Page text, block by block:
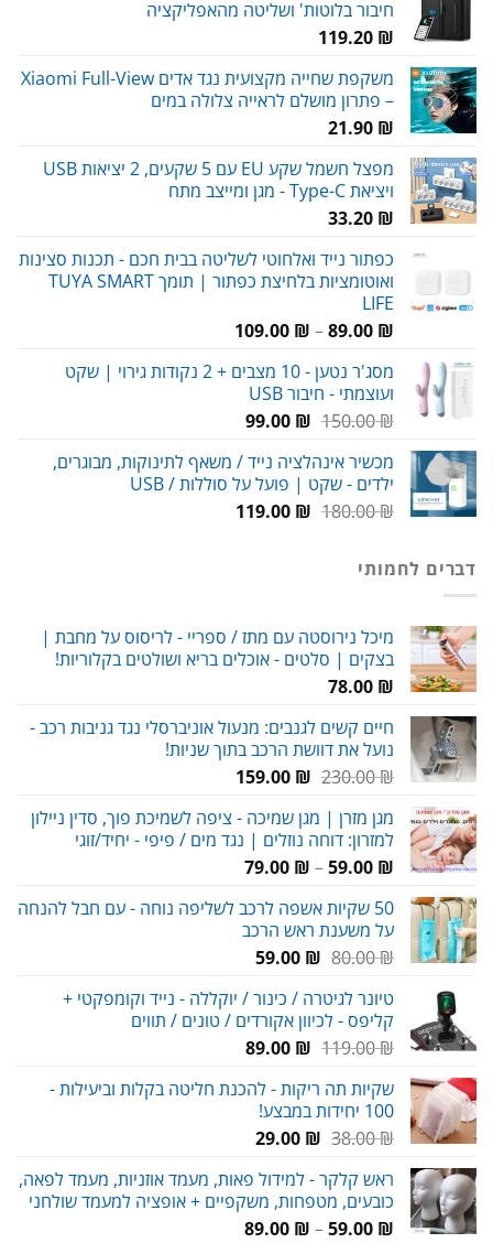
חיבור בלוטות' ושליטה מהאפליקציה
119.20 ₪
משקפת שחייה מקצועית נגד אדים Xiaomi Full-View
– פתרון מושלם לראייה צלולה במים
21.90 ₪
מפצל חשמל שקע EU עם 5 שקעים, 2 יציאות USB
ויציאת Type-C - מגן ומייצב מתח
33.20 ₪
כפתור נייד ואלחוטי לשליטה בבית חכם - תכנות סצינות
ואוטומציות בלחיצת כפתור | תומך TUYA SMART
LIFE
89.00 ₪
–
109.00 ₪
מסג'ר נטען - 10 מצבים + 2 נקודות גירוי | שקט
ועוצמתי - חיבור USB
150.00₪
המחיר
היה:
150.00 ₪.
99.00 ₪
המחיר
הוא:
99.00 ₪.
מכשיר אינהלציה נייד / משאף לתינוקות, מבוגרים,
ילדים - שקט | פועל על סוללות / USB
180.00₪
המחיר119.00 ₪
המחיר
דברים לחמותי
מיכל נירוסטה עם מתז / ספריי - לריסוס על מחבת |
בצקים | סלטים - אוכלים בריא ושולטים בקלוריות!
78.00 ₪
חיים קשים לגנבים: מנעול אוניברסלי נגד גניבות רכב -
נועל את דוושת הרכב בתוך שניות!
230.00₪
המחיר
היה:
230.00 ₪.
159.00 ₪
המחיר
הוא:
159.00 ₪.
מגן מזרן | מגן שמיכה - ציפה לשמיכת פוך, סדין ניילון
למזרון: דוחה נוזלים | נגד מים / פיפי - יחיד/זוגי
59.00 ₪
–
79.00 ₪
טווח
עד
50 שקיות אשפה לרכב לשליפה נוחה - עם חבל להנחה
על משענת ראש הרכב
80.00₪
המחיר
היה:
80.00 ₪.
59.00 ₪
המחיר
הוא:
59.00 ₪.
טיונר לגיטרה / כינור / יוקללה - נייד וקומפקטי +
קליפס - לכיוון אקורדים / טונים / תווים
119.00₪
המחיר
היה:
119.00 ₪.
89.00 ₪
המחיר
הוא:
שקיות תה ריקות - להכנת חליטה בקלות וביעילות -
100 יחידות במבצע!
38.00₪
המחיר
היה:
38.00 ₪.
29.00 ₪
המחיר
הוא:
29.00 ₪.
ראש קלקר - למידול פאות, מעמד אוזניות, מעמד לפאה,
כובעים, מטפחות, משקפיים + אופציה למעמד שולחני
59.00 ₪
–
89.00 ₪
טווח